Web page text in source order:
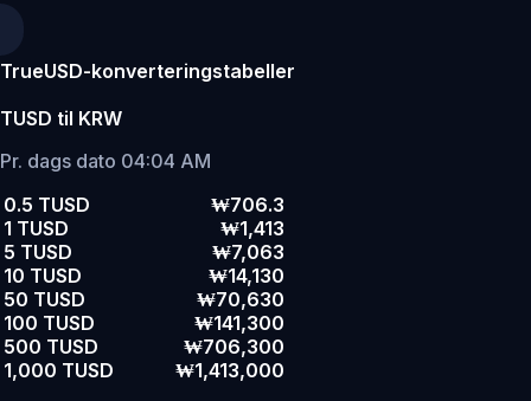
TrueUSD-konverteringstabeller
TUSD til KRW
Pr. dags dato 04:04 AM
0.5 TUSD
₩706.3
1 TUSD
₩1,413
5 TUSD
₩7,063
10 TUSD
₩14,130
50 TUSD
₩70,630
100 TUSD
₩141,300
500 TUSD
₩706,300
1,000 TUSD
₩1,413,000